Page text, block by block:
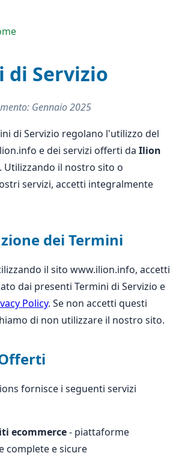
di Servizio
Gennaio 2025
di Servizio regolano l'utilizzo del
e dei servizi offerti da Ilion
. Utilizzando il nostro sito o
servizi, accetti integralmente
dei Termini
il sito www.ilion.info, accetti
dai presenti Termini di Servizio e
Policy. Se non accetti questi
di non utilizzare il nostro sito.
fornisce i seguenti servizi
ecommerce- piattaforme
complete e sicure